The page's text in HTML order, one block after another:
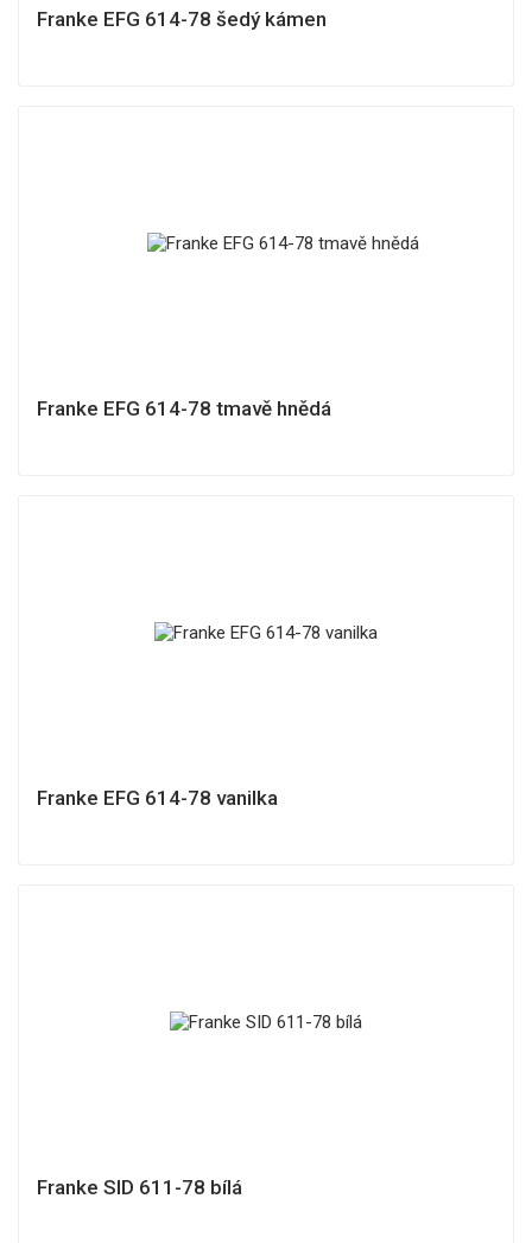
Franke EFG 614-78 šedý kámen
Franke EFG 614-78 tmavě hnědá
Franke EFG 614-78 vanilka
Franke SID 611-78 bílá